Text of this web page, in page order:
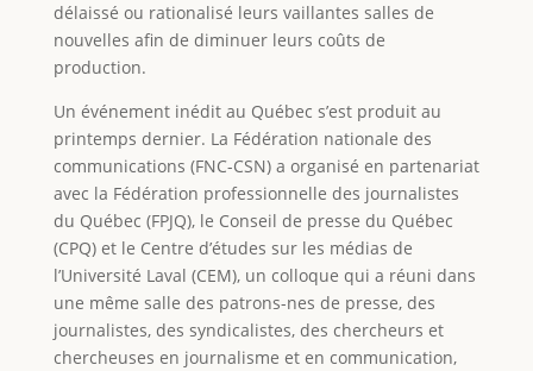
délaissé ou rationalisé leurs vaillantes salles de
nouvelles afin de diminuer leurs coûts de
production.
Un événement inédit au Québec s’est produit au
printemps dernier. La Fédération nationale des
communications (FNC-CSN) a organisé en partenariat
avec la Fédération professionnelle des journalistes
du Québec (FPJQ), le Conseil de presse du Québec
(CPQ) et le Centre d’études sur les médias de
l’Université Laval (CEM), un colloque qui a réuni dans
une même salle des patrons-nes de presse, des
journalistes, des syndicalistes, des chercheurs et
chercheuses en journalisme et en communication,